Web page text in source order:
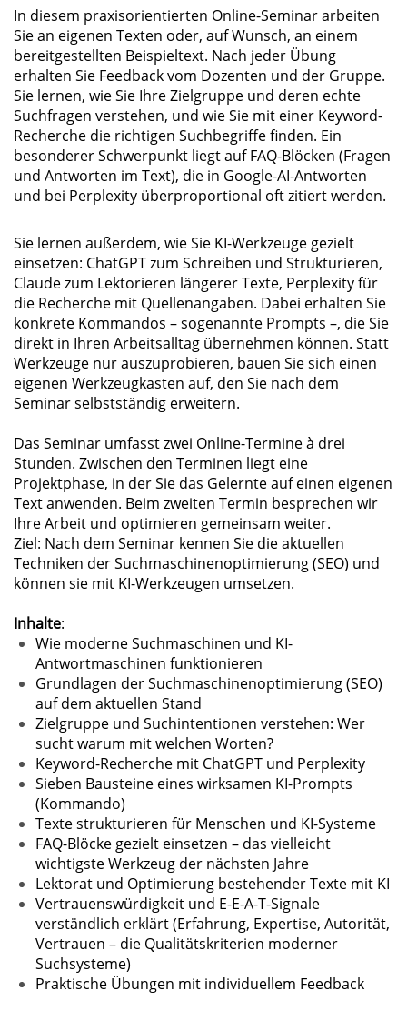
In diesem praxisorientierten Online-Seminar arbeiten
Sie an eigenen Texten oder, auf Wunsch, an einem
bereitgestellten Beispieltext. Nach jeder Übung
erhalten Sie Feedback vom Dozenten und der Gruppe.
Sie lernen, wie Sie Ihre Zielgruppe und deren echte
Suchfragen verstehen, und wie Sie mit einer Keyword-
Recherche die richtigen Suchbegriffe finden. Ein
besonderer Schwerpunkt liegt auf FAQ-Blöcken (Fragen
und Antworten im Text), die in Google-AI-Antworten
und bei Perplexity überproportional oft zitiert werden.
Sie lernen außerdem, wie Sie KI-Werkzeuge gezielt
einsetzen: ChatGPT zum Schreiben und Strukturieren,
Claude zum Lektorieren längerer Texte, Perplexity für
die Recherche mit Quellenangaben. Dabei erhalten Sie
konkrete Kommandos – sogenannte Prompts –, die Sie
direkt in Ihren Arbeitsalltag übernehmen können. Statt
Werkzeuge nur auszuprobieren, bauen Sie sich einen
eigenen Werkzeugkasten auf, den Sie nach dem
Seminar selbstständig erweitern.
Das Seminar umfasst zwei Online-Termine à drei
Stunden. Zwischen den Terminen liegt eine
Projektphase, in der Sie das Gelernte auf einen eigenen
Text anwenden. Beim zweiten Termin besprechen wir
Ihre Arbeit und optimieren gemeinsam weiter.
Ziel: Nach dem Seminar kennen Sie die aktuellen
Techniken der Suchmaschinenoptimierung (SEO) und
können sie mit KI-Werkzeugen umsetzen.
Inhalte:
Wie moderne Suchmaschinen und KI-
Antwortmaschinen funktionieren
Grundlagen der Suchmaschinenoptimierung (SEO)
auf dem aktuellen Stand
Zielgruppe und Suchintentionen verstehen: Wer
sucht warum mit welchen Worten?
Keyword-Recherche mit ChatGPT und Perplexity
Sieben Bausteine eines wirksamen KI-Prompts
(Kommando)
Texte strukturieren für Menschen und KI-Systeme
FAQ-Blöcke gezielt einsetzen – das vielleicht
wichtigste Werkzeug der nächsten Jahre
Lektorat und Optimierung bestehender Texte mit KI
Vertrauenswürdigkeit und E-E-A-T-Signale
verständlich erklärt (Erfahrung, Expertise, Autorität,
Vertrauen – die Qualitätskriterien moderner
Suchsysteme)
Praktische Übungen mit individuellem Feedback